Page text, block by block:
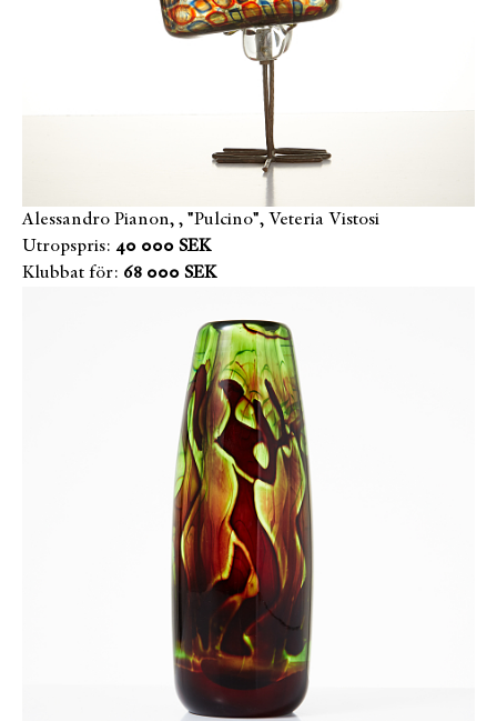
Alessandro Pianon, , "Pulcino", Veteria Vistosi
Utropspris: 40 000 SEK
Klubbat för: 68 000 SEK